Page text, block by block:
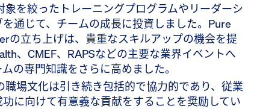
象を絞ったトレーニングプログラムやリーダーシ
通じて、チームの成長に投資しました。Pure
の立ち上げは、貴重なスキルアップの機会を提
、CMEF、RAPSなどの主要な業界イベントへ
の専門知識をさらに高めました。
職場文化は引き続き包括的で協力的であり、従業
に向けて有意義な貢献をすることを奨励してい